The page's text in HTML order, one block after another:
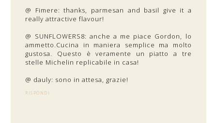
@ Fimere: thanks, parmesan and basil give it a
really attractive flavour!
@ SUNFLOWERS8: anche a me piace Gordon, lo
ammetto.Cucina in maniera semplice ma molto
gustosa. Questo è veramente un piatto a tre
stelle Michelin replicabile in casa!
@ dauly: sono in attesa, grazie!
RISPONDI